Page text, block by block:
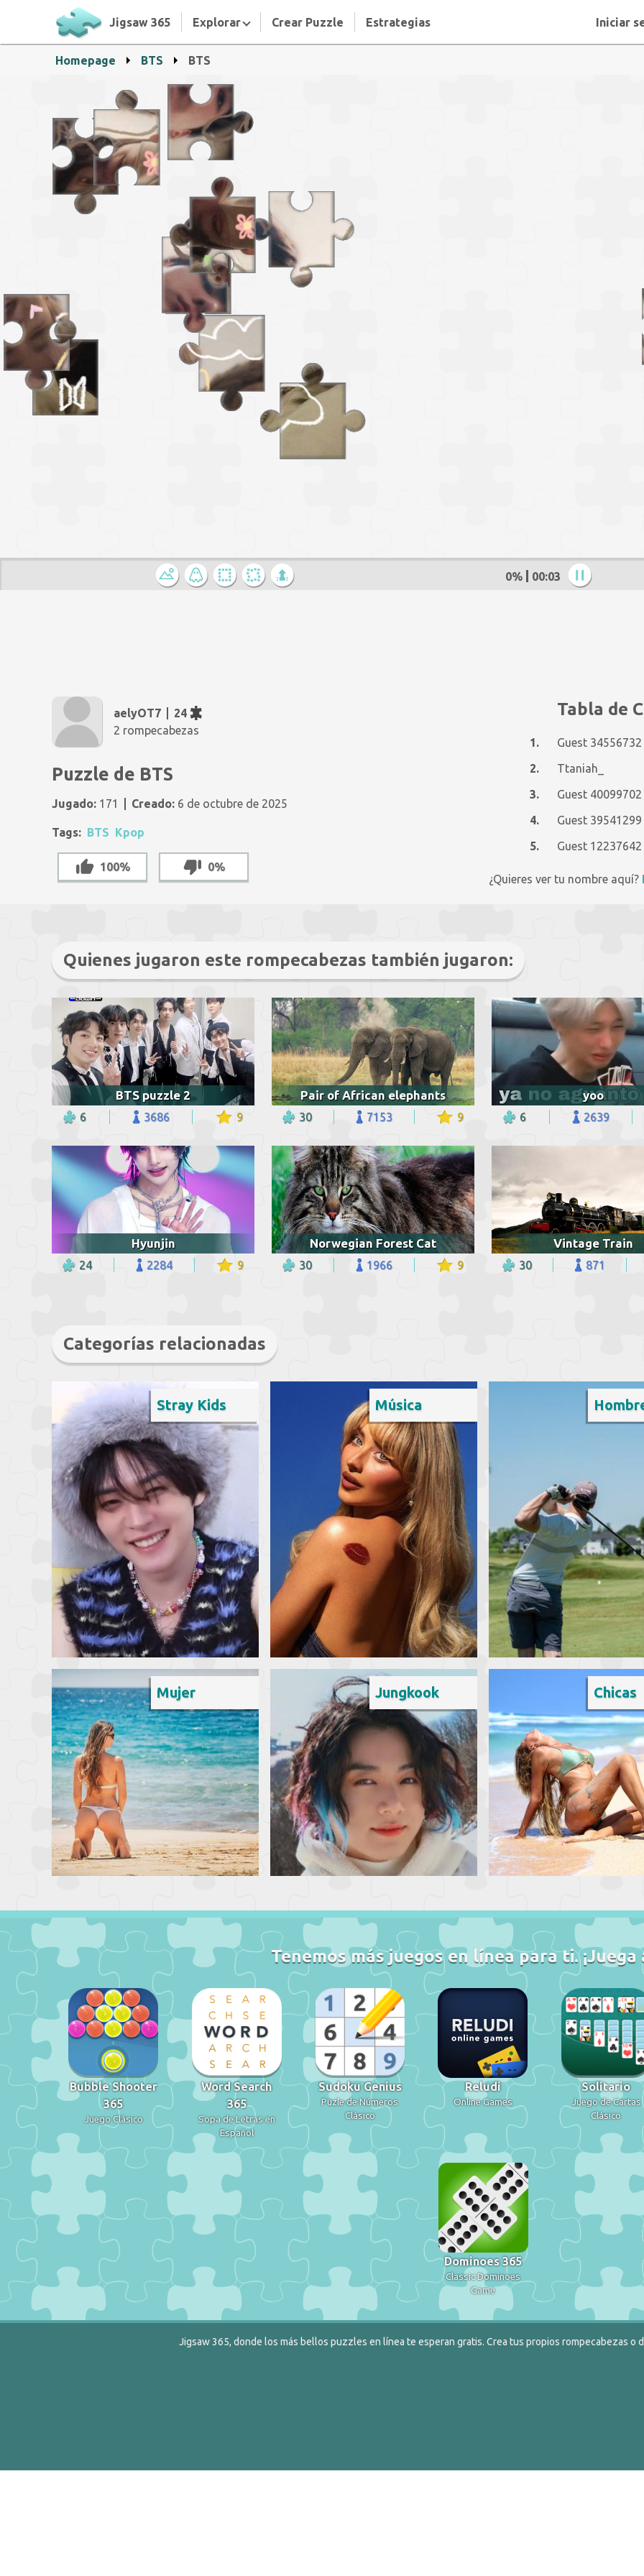
Jigsaw 365 Explorar Crear Puzzle Estrategias Iniciar
Homepage BTS BTS
0% 00:05
aelyOT7
24
2 rompecabezas
Puzzle de BTS
Jugado: 171 Creado: 6 de octubre de 2025
Tags: BTS Kpop
100% 0%
Tabla de
1.
Guest 34556732
2.
Ttaniah_
3.
Guest 40099702
4.
Guest 39541299
5.
Guest 12237642
¿Quieres ver tu nombre aquí?
Quienes jugaron este rompecabezas también jugaron:
BTS puzzle 2
6 3686 9
Pair of African elephants
30 7153 9
yoo
6 2639
Hyunjin
24 2284 9
Norwegian Forest Cat
30 1966 9
Vintage Train
30 871
Categorías relacionadas
Stray Kids Música
Mujer Jungkook Chicas
Tenemos más juegos en línea para ti. ¡Juega
Bubble Shooter
365
Juego Clásico
Word Search
365
Sopa de Letras en
Español
Sudoku Genius
Puzle de Números
Clásico
Reludi
Online Games
Solitario
Juego de Cartas
Clásico
Dominoes 365
Classic Dominoes
Game
Jigsaw 365, donde los más bellos puzzles en línea te esperan gratis. Crea tus propios rompecabezas o